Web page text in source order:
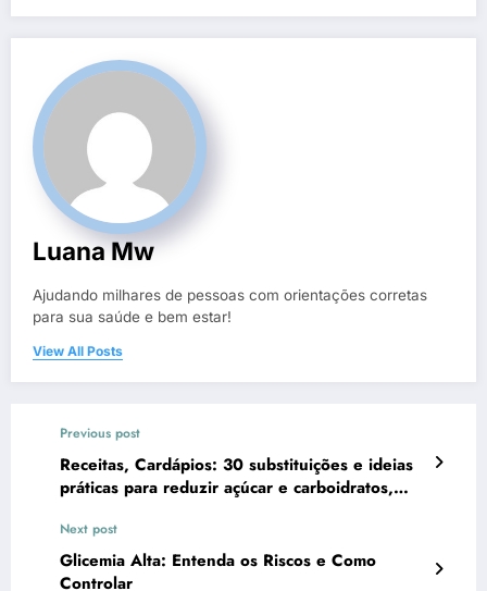
Luana Mw
Ajudando milhares de pessoas com orientações corretas
para sua saúde e bem estar!
View All Posts
Previous post
Receitas, Cardápios: 30 substituições e ideias
práticas para reduzir açúcar e carboidratos,
refeições do dia a dia
Next post
Glicemia Alta: Entenda os Riscos e Como
Controlar